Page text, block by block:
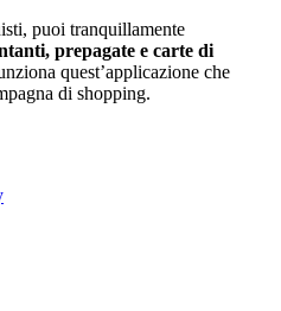
puoi tranquillamente
prepagate e carte di
quest’applicazione che
di shopping.